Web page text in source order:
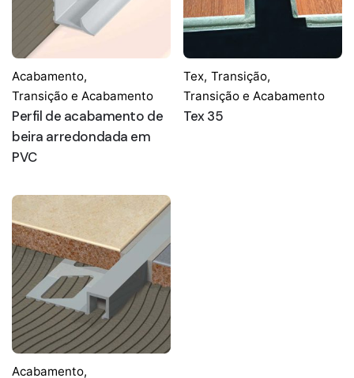
Acabamento,
Transição e Acabamento
Perfil de acabamento de
beira arredondada em
PVC
Tex, Transição,
Transição e Acabamento
Tex 35
Acabamento,